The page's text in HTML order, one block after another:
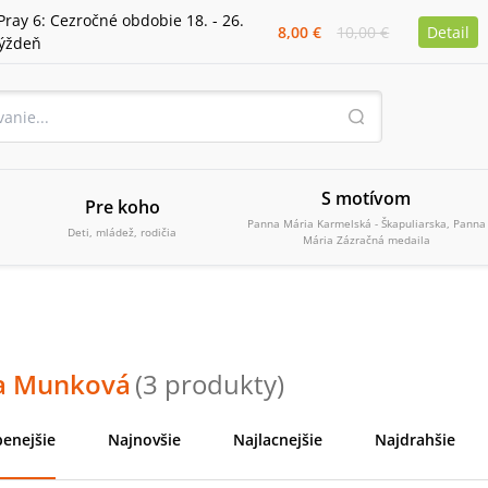
6: Cezročné obdobie 18. - 26.
8,00 € 10,00 € Detail
Pre koho
Deti, mládež, rodičia
S motívom
Panna Mária Karmelská - Škapuliarska, Panna
Mária Zázračná medaila
Munková (3 produkty)
Najnovšie Najlacnejšie Najdrahšie